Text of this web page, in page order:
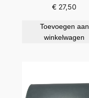
€ 27,50
Toevoegen aan
winkelwagen